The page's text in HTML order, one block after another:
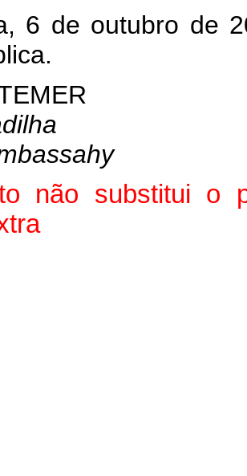
6 de outubro de
não substitui o